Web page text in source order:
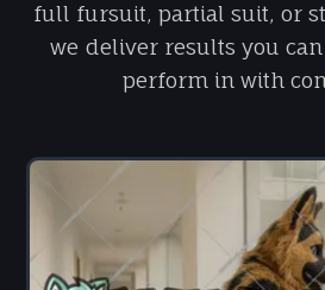
full fursuit, partial suit, or
we deliver results you
perform in with